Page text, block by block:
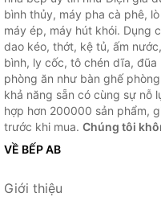
bình thủy, máy pha cà phê,
máy ép, máy hút khói. Dụng
dao kéo, thớt, kệ tủ, ấm
bình, ly cốc, tô chén dĩa,
phòng ăn như bàn ghế
khả năng sẵn có cùng sự nỗ
hợp hơn 200000 sản phẩm,
trước khi mua. Chúng tôi
VỀ BẾP AB
Giới thiệu